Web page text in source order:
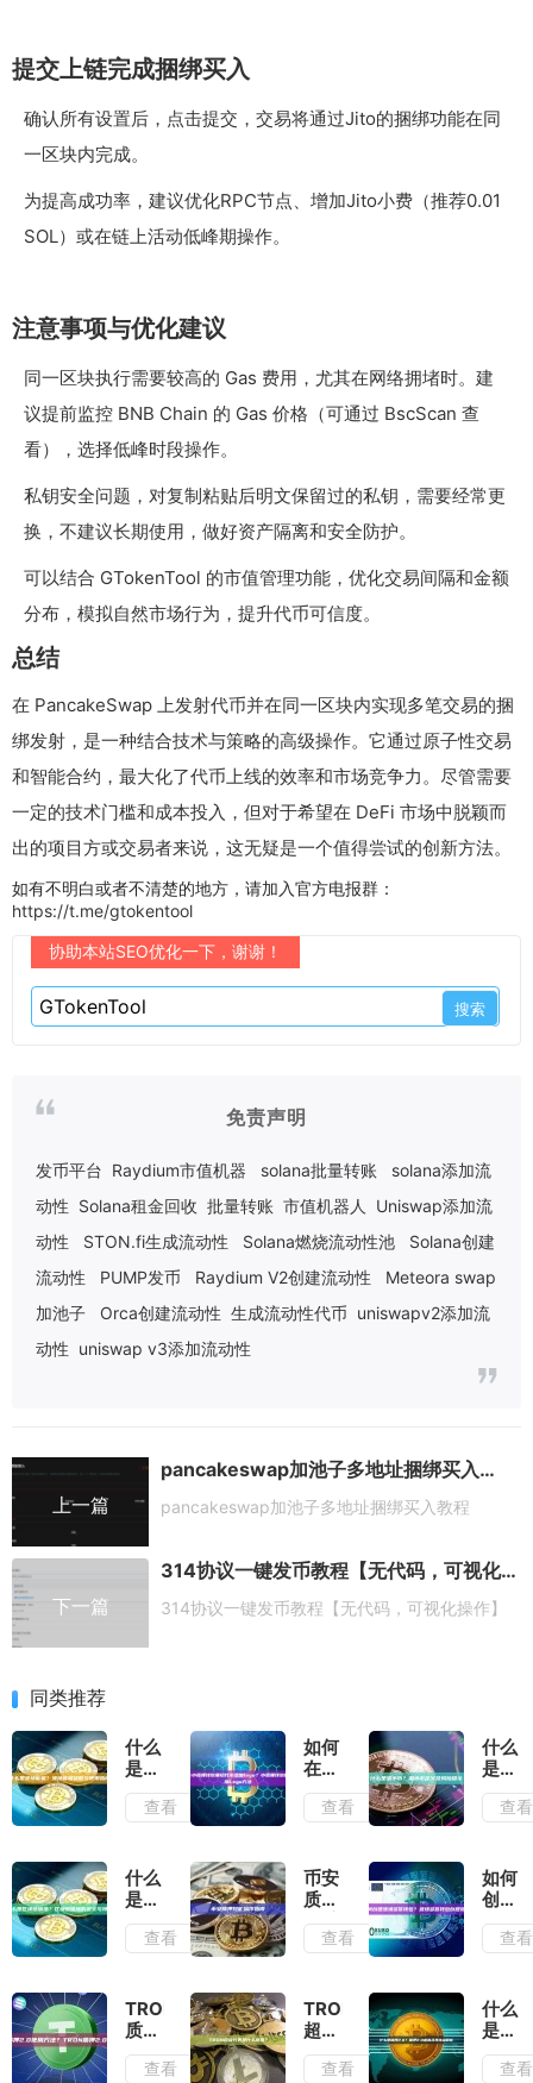
提交上链完成捆绑买入
确认所有设置后，点击提交，交易将通过Jito的捆绑功能在同
一区块内完成。
为提高成功率，建议优化RPC节点、增加Jito小费（推荐0.01
SOL）或在链上活动低峰期操作。
注意事项与优化建议
同一区块执行需要较高的 Gas 费用，尤其在网络拥堵时。建
议提前监控 BNB Chain 的 Gas 价格（可通过 BscScan 查
看），选择低峰时段操作。
私钥安全问题，对复制粘贴后明文保留过的私钥，需要经常更
换，不建议长期使用，做好资产隔离和安全防护。
可以结合 GTokenTool 的市值管理功能，优化交易间隔和金额
分布，模拟自然市场行为，提升代币可信度。
总结
在 PancakeSwap 上发射代币并在同一区块内实现多笔交易的捆
绑发射，是一种结合技术与策略的高级操作。它通过原子性交易
和智能合约，最大化了代币上线的效率和市场竞争力。尽管需要
一定的技术门槛和成本投入，但对于希望在 DeFi 市场中脱颖而
出的项目方或交易者来说，这无疑是一个值得尝试的创新方法。
如有不明白或者不清楚的地方，请加入官方电报群：
https://t.me/gtokentool
协助本站SEO优化一下，谢谢！
免责声明
发币平台 Raydium市值机器 solana批量转账
solana添加流
动性 Solana租金回收 批量转账 市值机器人
Uniswap添加流
动性
STON.fi生成流动性 Solana燃烧流动性池
Solana创建
流动性
PUMP发币 Raydium V2创建流动性
Meteora swap
加池子
Orca创建流动性 生成流动性代币 uniswapv2添加流
动性 uniswap v3添加流动性
上一篇
pancakeswap加池子多地址捆绑买入教程
pancakeswap加池子多地址捆绑买入教程
下一篇
314协议一键发币教程【无代码，可视化操作】
314协议一键发币教程【无代码，可视化操作】
同类推荐
什么
是波
场能
量？
获取
与使
用指
查看
如何
在小
狐狸
钱包
添加
logo？
小狐
狸钱
加
Logo
查看
什么
是漏
水
币？
义及
风险
提示
查看
什么
是区
块链
链暗
池的
定义
与特
查看
币安
质押
挖矿
操作
查看
如何
创建
波场
多签
波场
多签
钱包
创建
查看
TRON
质押
2.0
使用
查看
TRON
超级
代表
是什
查看
什么
是质
押
2.0？
查看